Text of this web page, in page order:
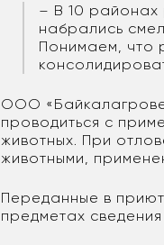
– В 10 районах
набрались
Понимаем, что
ООО
проводиться с
животных. При
животными,
Переданные в
предметах